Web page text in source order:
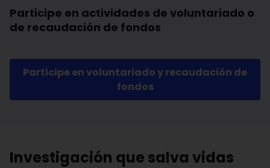
Participe en actividades de voluntariado o
de recaudación de fondos
Participe en voluntariado y recaudación de
fondos
Investigación que salva vidas